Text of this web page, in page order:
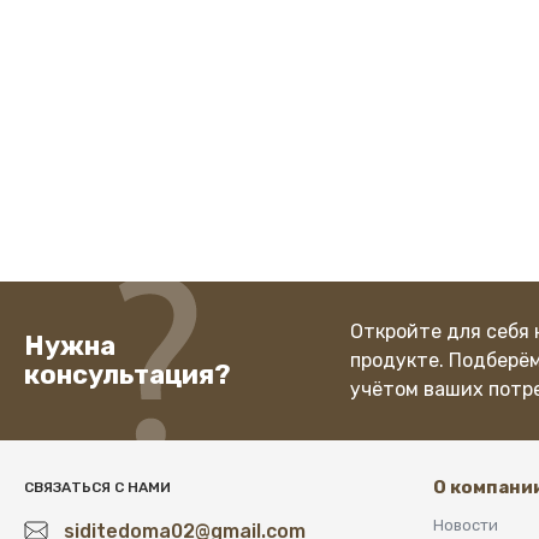
Нужна
консультация?
Откройте для
продукте.
учётом ваших
СВЯЗАТЬСЯ С НАМИ
siditedoma02@gmail.com
О
Новости